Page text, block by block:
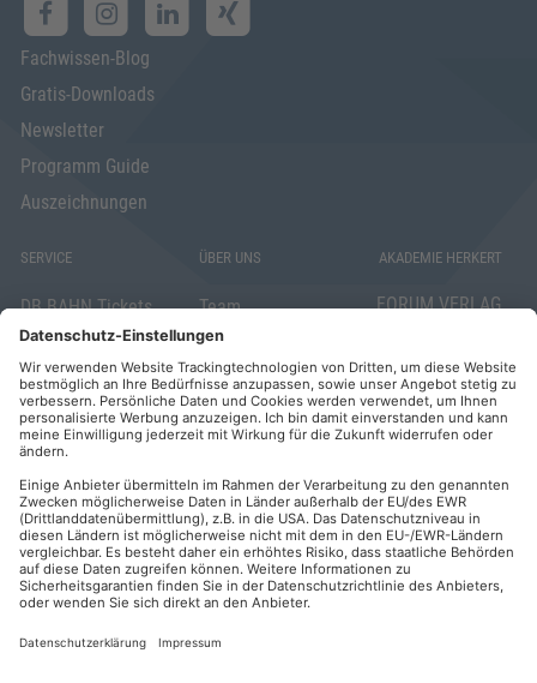
Fachwissen-Blog
Gratis-Downloads
Newsletter
Programm Guide
Auszeichnungen
SERVICE
DB BAHN Tickets
Veranstaltungsunterlagen
Abo kündigen
Widerrufsrecht
für Verbraucher
Elektronischer
Geschäftsverkehr
Barrierefreiheit
ÜBER UNS
Team
Die AKADEMIE
HERKERT
FORUM VERLAG
HERKERT
AKADEMIE HERKERT
FORUM VERLAG
18
86504 Merching
Telefon: +49
(0)8233 381-123
(0)8233 381-222
E-Mail:
herkert.de
Zahlung per